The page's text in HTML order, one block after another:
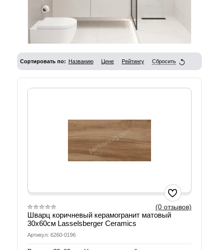
Сортировать по: Названию Цене Рейтингу Сбросить
(0 отзывов)
Шварц коричневый керамогранит матовый
30х60см Lasselsberger Ceramics
Артикул: 6260-0196